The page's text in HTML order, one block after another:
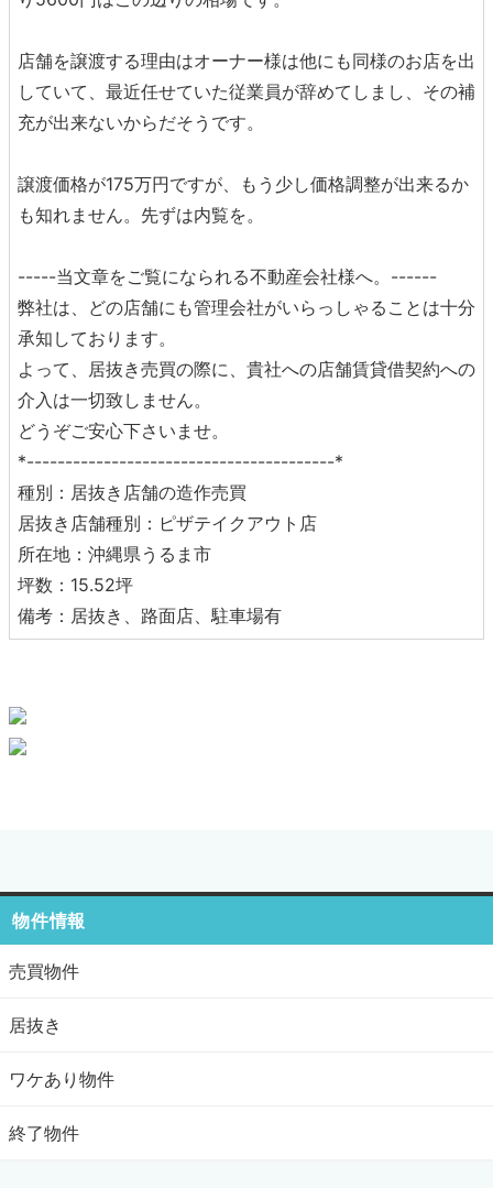
店舗を譲渡する理由はオーナー様は他にも同様のお店を出
していて、最近任せていた従業員が辞めてしまし、その補
充が出来ないからだそうです。
譲渡価格が175万円ですが、もう少し価格調整が出来るか
も知れません。先ずは内覧を。
-----当文章をご覧になられる不動産会社様へ。------
弊社は、どの店舗にも管理会社がいらっしゃることは十分
承知しております。
よって、居抜き売買の際に、貴社への店舗賃貸借契約への
介入は一切致しません。
どうぞご安心下さいませ。
*----------------------------------------*
種別：居抜き店舗の造作売買
居抜き店舗種別：ピザテイクアウト店
所在地：沖縄県うるま市
坪数：15.52坪
備考：居抜き、路面店、駐車場有
物件情報
売買物件
居抜き
ワケあり物件
終了物件